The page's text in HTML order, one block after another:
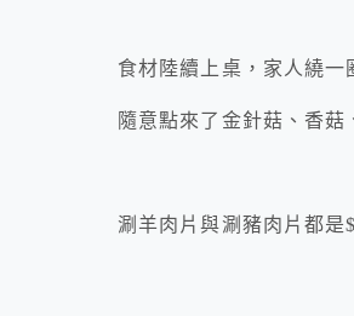
食材陸續上桌，家人繞一
隨意點來了金針菇、香
涮羊肉片與涮豬肉片都是